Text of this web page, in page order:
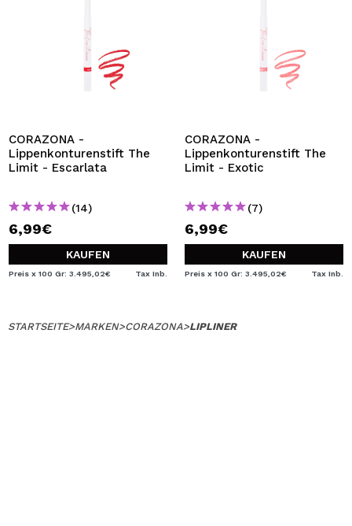
CORAZONA -
Lippenkonturenstift The
Limit - Escarlata
(14)
6,99€
KAUFEN
Preis x 100 Gr: 3.495,02€ Tax Inb.
CORAZONA -
Lippenkonturenstift The
Limit - Exotic
(7)
6,99€
KAUFEN
Preis x 100 Gr: 3.495,02€ Tax Inb.
STARTSEITE>MARKEN>CORAZONA>LIPLINER